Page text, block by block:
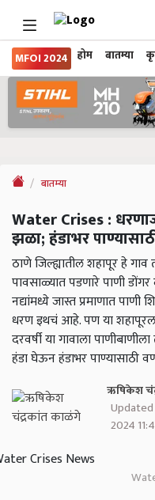
MFOI 2024 होम बातम्या
बातम्या
Water Crises :
झळा; हंडाभर
ठाणे जिल्ह्यातील शहापूर हे गाव
पावसाळ्यात पडणारे पाणी
नद्यांमध्ये जास्त प्रमाणात
धरण इथचं आहे. पण या शहापूरला
दरवर्षी या गावाला
हंडा घेऊन हंडाभर पाण्यासाठी
ऋषिकेश
Updated
2024